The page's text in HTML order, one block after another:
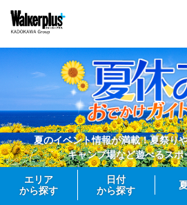
夏のイベント情報が満載！夏祭り
キャンプ場など遊べるスポ
エリア
から探す
日付
から探す